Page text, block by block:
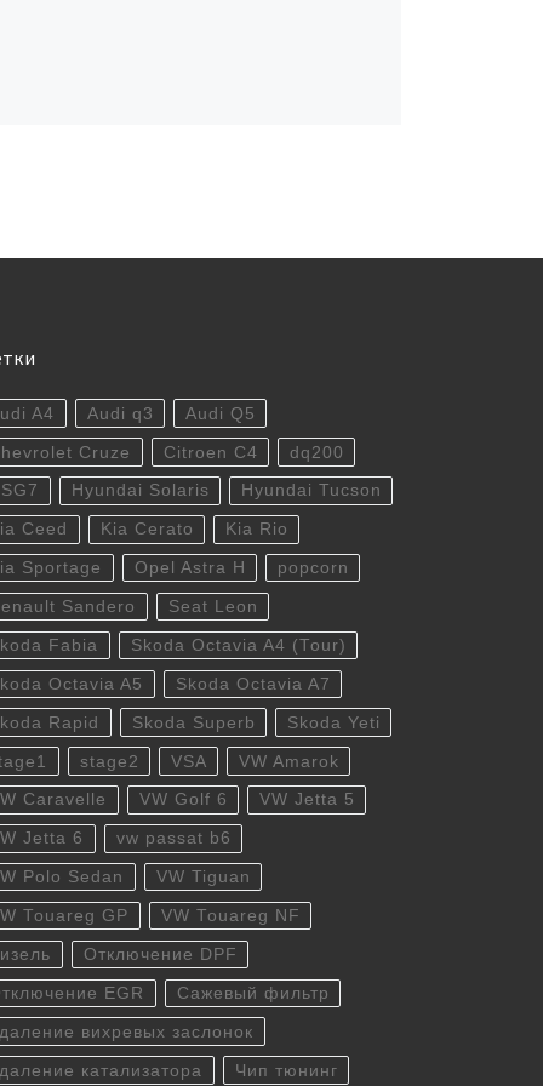
A4 Audi q3 Audi Q5
Cruze Citroen C4 dq200
Hyundai Solaris Hyundai Tucson
Ceed Kia Cerato Kia Rio
Sportage Opel Astra H popcorn
Sandero Seat Leon
Fabia Skoda Octavia A4 (Tour)
Octavia A5 Skoda Octavia A7
Rapid Skoda Superb Skoda Yeti
stage2 VSA VW Amarok
Caravelle VW Golf 6 VW Jetta 5
Jetta 6 vw passat b6
Polo Sedan VW Tiguan
Touareg GP VW Touareg NF
Отключение DPF
EGR Сажевый фильтр
вихревых заслонок
катализатора Чип тюнинг